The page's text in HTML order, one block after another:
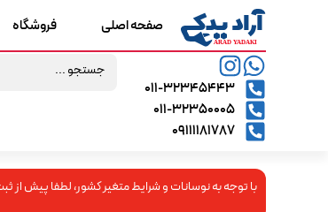
۰۱۱-۳۲۳۴۵۴۴۳
۰۱۱-۳۲۳۵۰۰۰۵
09111181787
صفحه اصلی فروشگاه
با توجه به نوسانات و شرایط متغیر کشور، لطفا پیش